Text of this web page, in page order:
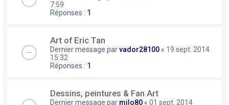
7:59
Réponses : 1
Art of Eric Tan
Dernier message parvador28100 « 19 sept. 2014
15:32
Réponses : 1
Dessins, peintures & Fan Art
Dernier message par milo80 « 01 sept. 2014